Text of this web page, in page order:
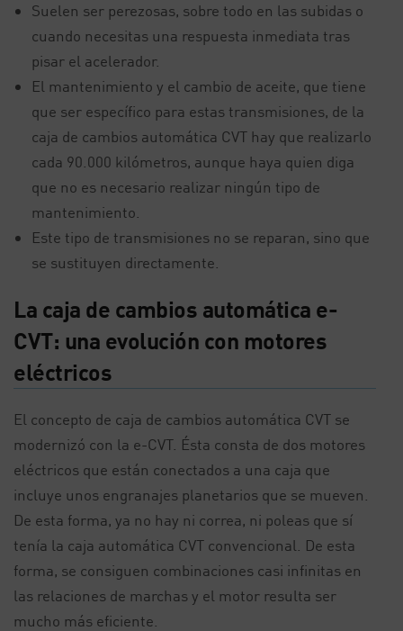
Suelen ser perezosas, sobre todo en las subidas o
cuando necesitas una respuesta inmediata tras
pisar el acelerador.
El mantenimiento y el cambio de aceite, que tiene
que ser específico para estas transmisiones, de la
caja de cambios automática CVT hay que realizarlo
cada 90.000 kilómetros, aunque haya quien diga
que no es necesario realizar ningún tipo de
mantenimiento.
Este tipo de transmisiones no se reparan, sino que
se sustituyen directamente.
La caja de cambios automática e-
CVT: una evolución con motores
eléctricos
El concepto de caja de cambios automática CVT se
modernizó con la e-CVT. Ésta consta de dos motores
eléctricos que están conectados a una caja que
incluye unos engranajes planetarios que se mueven.
De esta forma, ya no hay ni correa, ni poleas que sí
tenía la caja automática CVT convencional. De esta
forma, se consiguen combinaciones casi infinitas en
las relaciones de marchas y el motor resulta ser
mucho más eficiente.